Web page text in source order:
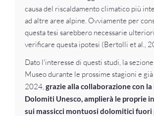
causa del riscaldamento climatico più
ad altre aree alpine. Ovviamente per
questa tesi sarebbero necessarie
verificare questa ipotesi (Bertolli et al.,
Dato l'interesse di questi studi, la
Museo durante le prossime stagioni e
2024, grazie alla collaborazione con
Dolomiti Unesco, amplierà le proprie
sui massicci montuosi dolomitici fuori